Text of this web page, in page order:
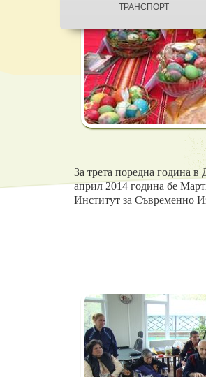
ТРАНСПОРТ
За трета поредна година
април 2014 година бе
Институт за Съвременно